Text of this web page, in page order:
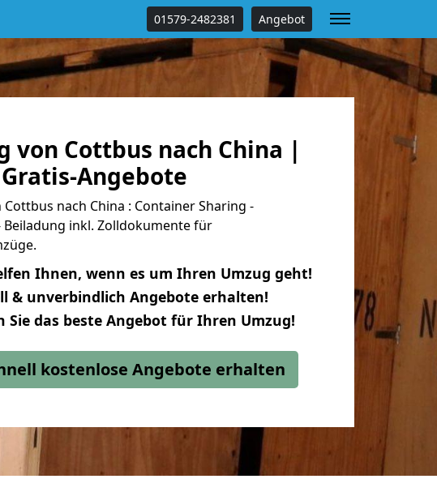
01579-2482381 Angebot
von Cottbus nach China |
Gratis-Angebote
Cottbus nach China : Container Sharing -
Beiladung inkl. Zolldokumente für
Ihnen, wenn es um Ihren Umzug geht!
& unverbindlich Angebote erhalten!
Sie das beste Angebot für Ihren Umzug!
kostenlose Angebote erhalten